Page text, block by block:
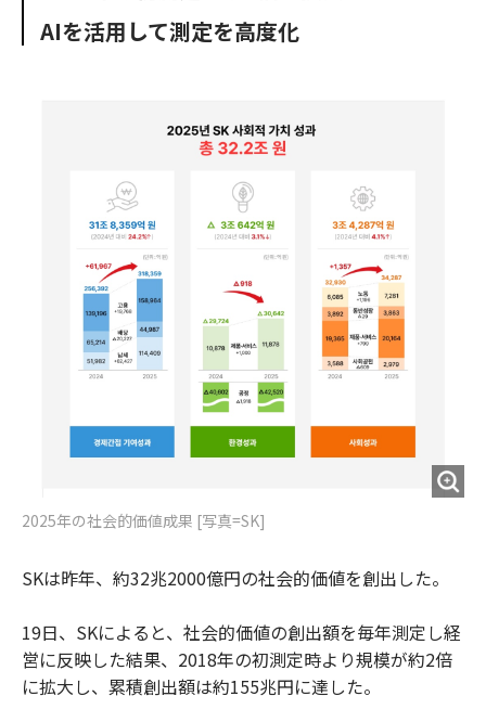
k
AIを活用して測定を高度化
2025年の社会的価値成果 [写真=SK]
SKは昨年、約32兆2000億円の社会的価値を創出した。
19日、SKによると、社会的価値の創出額を毎年測定し経
営に反映した結果、2018年の初測定時より規模が約2倍
に拡大し、累積創出額は約155兆円に達した。